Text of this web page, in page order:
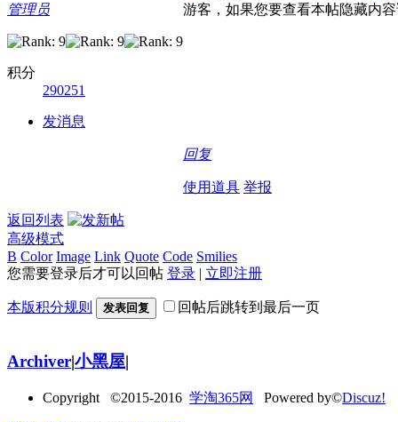
管理员
积分
290251
发消息
游客，如果您要查看本帖隐藏内
回复
使用道具 举报
返回列表
高级模式
B Color Image Link Quote Code Smilies
您需要登录后才可以回帖 登录 | 立即注册
本版积分规则 发表回复 回帖后跳转到最后一页
Archiver|小黑屋|
Copyright ©2015-2016 学淘365网 Powered by©Discuz!